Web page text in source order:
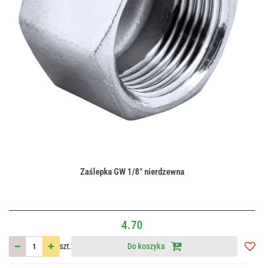
Zaślepka GW 1/8" nierdzewna
4.70
szt. Do koszyka